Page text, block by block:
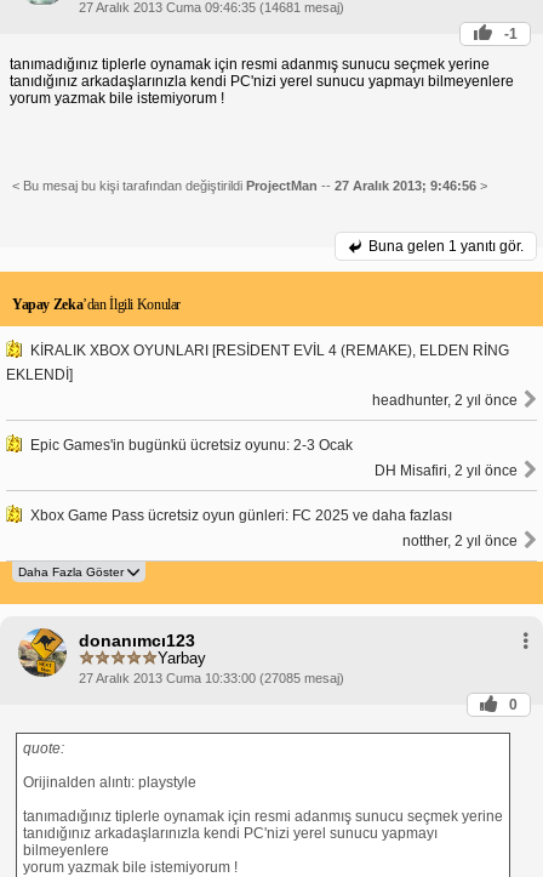
27 Aralık 2013 Cuma 09:46:35 (14681 mesaj)
-1
tanımadığınız tiplerle oynamak için resmi adanmış sunucu seçmek yerine
tanıdığınız arkadaşlarınızla kendi PC'nizi yerel sunucu yapmayı bilmeyenlere
yorum yazmak bile istemiyorum !
< Bu mesaj bu kişi tarafından değiştirildi ProjectMan -- 27 Aralık 2013; 9:46:56 >
Buna gelen 1 yanıtı gör.
Yapay Zeka’dan İlgili Konular
KİRALIK XBOX OYUNLARI [RESİDENT EVİL 4 (REMAKE), ELDEN RİNG
EKLENDİ]
headhunter, 2 yıl önce
Epic Games'in bugünkü ücretsiz oyunu: 2-3 Ocak
DH Misafiri, 2 yıl önce
Xbox Game Pass ücretsiz oyun günleri: FC 2025 ve daha fazlası
notther, 2 yıl önce
donanımcı123
Yarbay
27 Aralık 2013 Cuma 10:33:00 (27085 mesaj)
0
quote:
Orijinalden alıntı: playstyle
tanımadığınız tiplerle oynamak için resmi adanmış sunucu seçmek yerine
tanıdığınız arkadaşlarınızla kendi PC'nizi yerel sunucu yapmayı
bilmeyenlere
yorum yazmak bile istemiyorum !